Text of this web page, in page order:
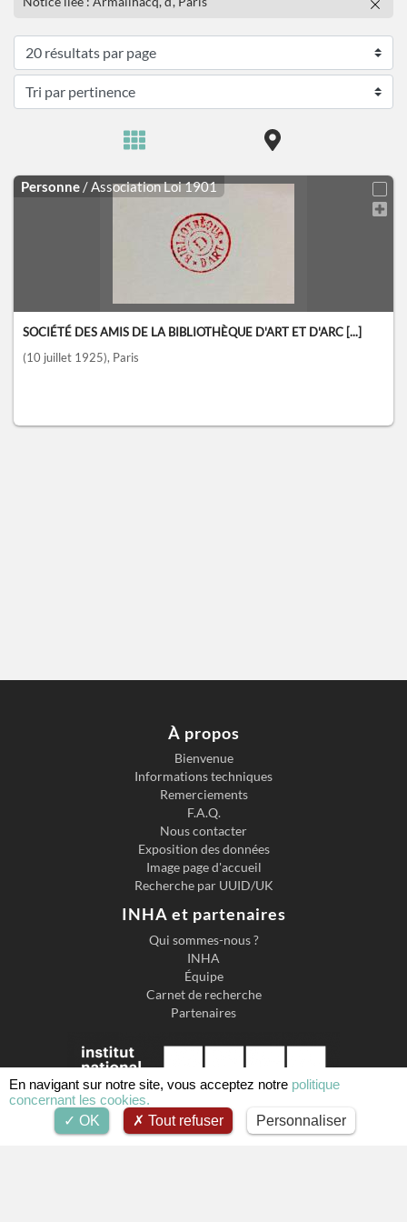
Personne / Association Loi 1901
SOCIÉTÉ DES AMIS DE LA BIBLIOTHÈQUE D'ART ET D'ARC [...]
(10 juillet 1925), Paris
À propos
Bienvenue
Informations techniques
Remerciements
F.A.Q.
Nous contacter
Exposition des données
Image page d'accueil
Recherche par UUID/UK
INHA et partenaires
Qui sommes-nous ?
INHA
Équipe
Carnet de recherche
Partenaires
En navigant sur notre site, vous acceptez notre politique
concernant les cookies.
OK
Tout refuser Personnaliser